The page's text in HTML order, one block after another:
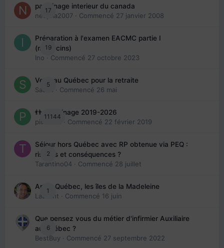
17
parrainage interieur du canada
nedjma2007 · Commencé 27 janvier 2008
19
Préparation à l'examen EACMC partie I
(médecins)
Ino · Commencé 27 octobre 2023
5
Venir au Québec pour la retraite
Sab74
· Commencé 26 mai
11144
👬 Parrainage 2019-2026
piinoush
· Commencé 22 février 2019
2
Séjour hors Québec avec RP obtenue via PEQ :
risques et conséquences ?
Tarantino04 · Commencé 28 juillet
1
Arte : Québec, les îles de la Madeleine
Laurent · Commencé 16 juin
6
Que pensez vous du métier d'infirmier Auxiliaire
au Québec ?
BestBuy · Commencé 27 septembre 2022